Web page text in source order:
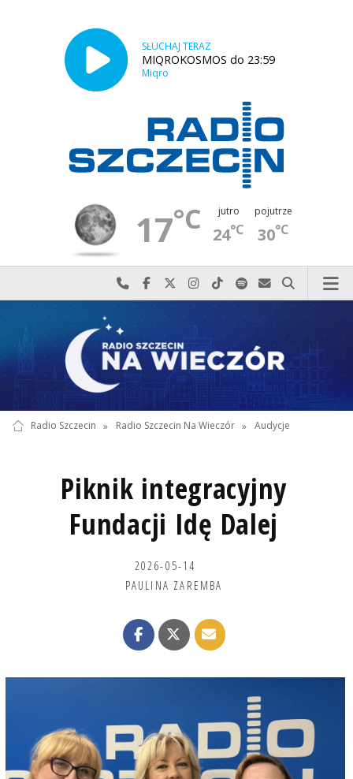
SŁUCHAJ TERAZ
MIQROKOSMOS do 23:59
Miqro
17°C jutro
24°C
pojutrze
30°C
Najlepiej po prostu do nas zadzwoń
Odwiedź nas na Facebook-u
Odwiedź nas na X
Odwiedź nas na Instagram-ie
Odwiedź nas na TikTok-u
Szukaj nas na Spotify
Wyślij do nas
Szukaj
Radio Szczecin » Radio Szczecin Na Wieczór » Audycje
Piknik integracyjny
Fundacji Idę Dalej
2026-05-14
PAULINA ZAREMBA